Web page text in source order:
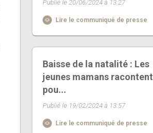
Publié le 20/06/2024 à 13:27
Lire le communiqué de presse
Baisse de la natalité : Les
jeunes mamans racontent
pou...
Publié le 19/02/2024 à 13:57
Lire le communiqué de presse